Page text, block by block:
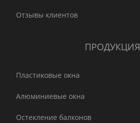
Отзывы клиентов
ПРОДУКЦИЯ
Пластиковые окна
Алюминиевые окна
Остекление балконов